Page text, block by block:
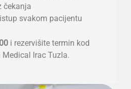
čekanja
svakom pacijentu
i rezervišite termin kod
Irac Tuzla.